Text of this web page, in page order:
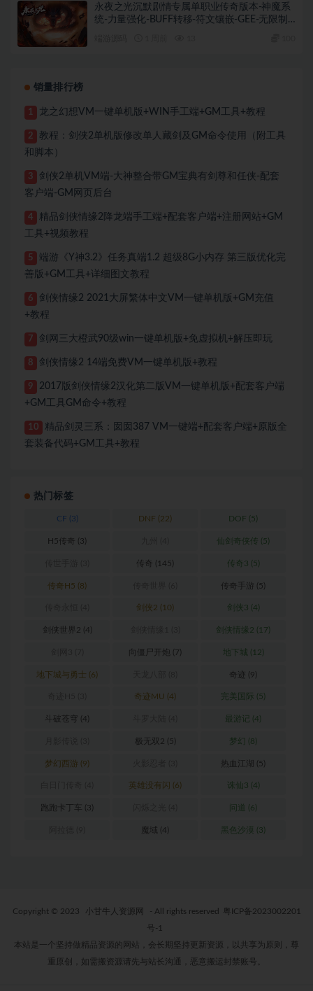
永夜之光沉默剧情专属单职业传奇版本-神魔系
统-力量强化-BUFF转移-符文镶嵌-GEE-无限制
销量排行榜
1 龙之幻想VM一键单机版+WIN手工端+GM工具+教程
2
教程：剑侠2单机版修改单人藏剑及GM命令使用（附工具
和脚本）
3
剑侠2单机VM端-大神整合带GM宝典有剑尊和任侠-配套
客户端-GM网页后台
4
精品剑侠情缘2降龙端手工端+配套客户端+注册网站+GM
工具+视频教程
5
端游《Y神3.2》任务真端1.2 超级8G小内存 第三版优化完
善版+GM工具+详细图文教程
6
剑侠情缘2 2021大屏繁体中文VM一键单机版+GM充值
+教程
7 剑网三大橙武90级win一键单机版+免虚拟机+解压即玩
8 剑侠情缘2 14端免费VM一键单机版+教程
9
2017版剑侠情缘2汉化第二版VM一键单机版+配套客户端
+GM工具GM命令+教程
10
精品剑灵三系：囡囡387 VM一键端+配套客户端+原版全
套装备代码+GM工具+教程
热门标签
CF (3) DNF (22) DOF (5)
H5传奇 (3) 仙剑奇侠传 (5)
传奇 (145) 传奇3 (5)
传奇H5 (8) 传奇手游 (5)
剑侠2 (10) 剑侠3 (4)
剑侠世界2 (4) 剑侠情缘2 (17)
向僵尸开炮 (7) 地下城 (12)
地下城与勇士 (6) 奇迹 (9)
奇迹MU (4) 完美国际 (5)
斗破苍穹 (4) 最游记 (4)
极无双2 (5) 梦幻 (8)
梦幻西游 (9) 热血江湖 (5)
英雄没有闪 (6) 诛仙3 (4)
跑跑卡丁车 (3) 问道 (6)
魔域 (4) 黑色沙漠 (3)
Copyright © 2023 小甘牛人资源网 - All rights reserved
粤ICP备2023002201
号-1
本站是一个坚持做精品资源的网站，会长期坚持更新资源，以共享为原则，尊
重原创，如需搬资源请先与站长沟通，恶意搬运封禁账号。